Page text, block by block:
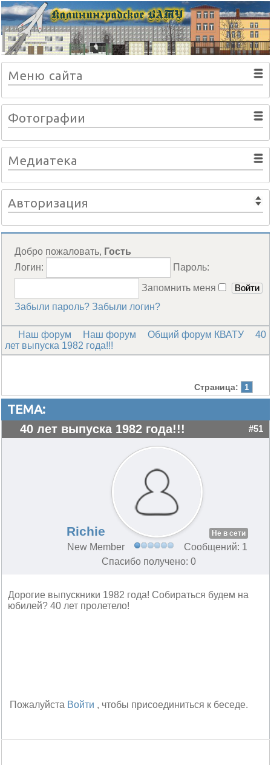
Меню сайта
Фотографии
Медиатека
Авторизация
Добро пожаловать, Гость
Логин:
Пароль:
Запомнить меня
Забыли пароль? Забыли логин?
Наш форум Наш форум Общий форум КВАТУ
40
лет выпуска 1982 года!!!
Страница: 1
ТЕМА:
40 лет выпуска 1982 года!!! #51
Richie Не в сети
New Member
Сообщений: 1
Спасибо получено: 0
Дорогие выпускники 1982 года! Собираться будем на
юбилей? 40 лет пролетело!
Пожалуйста Войти , чтобы присоединиться к беседе.